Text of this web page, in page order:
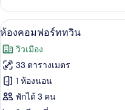
เกี่ยว
กับ
ห้อง
ดับเบิล
เปิด
ภาพถ่าย
ทั้งหมด
ของ
ห้อง
4
ห้องคอมฟอร์ททวิน
วิวเมือง
33 ตารางเมตร
1 ห้องนอน
พักได้ 3 คน